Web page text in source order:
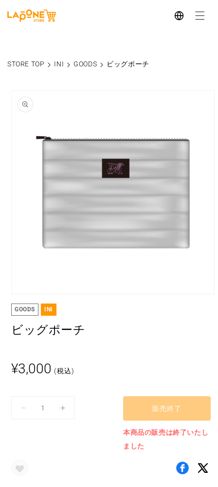
ンツに
進む
言
語
STORE TOP INI GOODS ビッグポーチ
報にス
キップ
ー
ダ
ル
で
ア
GOODS INI
ビッグポーチ
通
常
¥3,000 (税込)
チ
ビ
販売終了
本商品の販売は終了いたし
ました